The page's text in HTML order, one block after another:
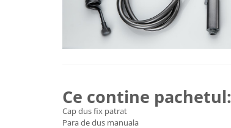
Ce contine pachetul:
Cap dus fix patrat
Para de dus manuala